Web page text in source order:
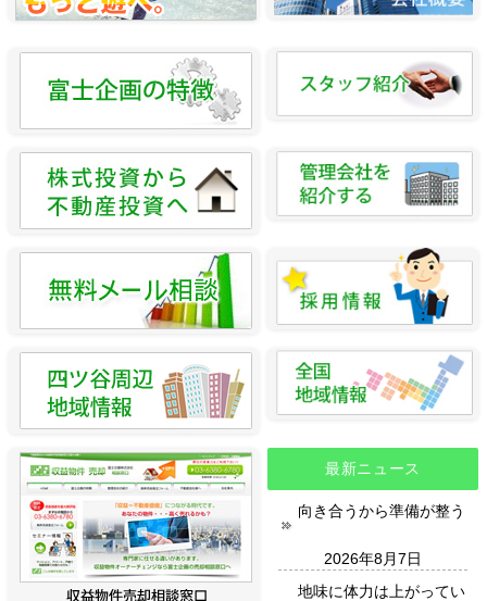
最新ニュース
向き合うから準備が整う
2026年8月7日
地味に体力は上がってい